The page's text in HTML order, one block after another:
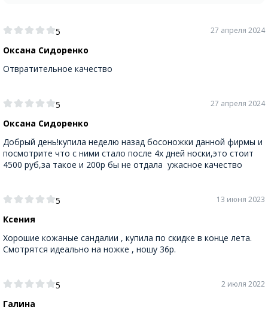
5
Оксана Сидоренко
27 апреля 2024
Отвратительное качество
5
Оксана Сидоренко
27 апреля 2024
Добрый день!купила неделю назад босоножки данной фирмы и
посмотрите что с ними стало после 4х дней носки,это стоит
4500 руб,за такое и 200р бы не отдала ужасное качество
5
Ксения
13 июня 2023
Хорошие кожаные сандалии , купила по скидке в конце лета.
Смотрятся идеально на ножке , ношу 36р.
5
Галина
2 июля 2022